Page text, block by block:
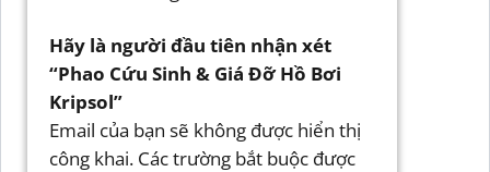
Hãy là người đầu tiên nhận xét
“Phao Cứu Sinh & Giá Đỡ Hồ Bơi
Kripsol”
Email của bạn sẽ không được hiển thị
công khai. Các trường bắt buộc được